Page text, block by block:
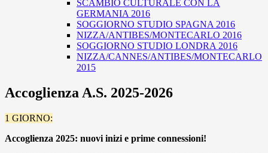
SCAMBIO CULTURALE CON LA
GERMANIA 2016
SOGGIORNO STUDIO SPAGNA 2016
NIZZA/ANTIBES/MONTECARLO 2016
SOGGIORNO STUDIO LONDRA 2016
NIZZA/CANNES/ANTIBES/MONTECARLO
2015
Accoglienza A.S. 2025-2026
1 GIORNO:
Accoglienza 2025: nuovi inizi e prime connessioni!